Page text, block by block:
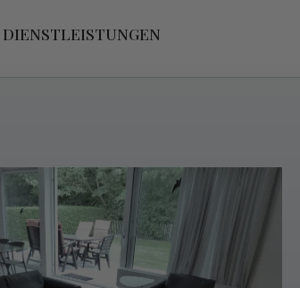
DIENSTLEISTUNGEN